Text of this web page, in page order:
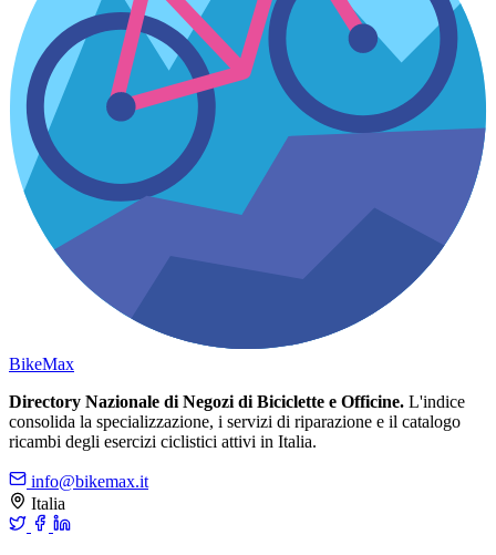
BikeMax
Directory Nazionale di Negozi di Biciclette e Officine. L'indice
consolida la specializzazione, i servizi di riparazione e il catalogo
ricambi degli esercizi ciclistici attivi in Italia.
info@bikemax.it
Italia